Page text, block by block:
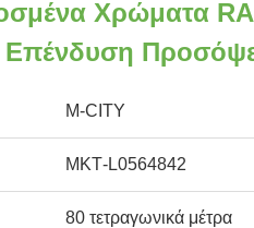
Χρώματα
Επένδυση
M-CITY
ΜΚΤ-L0564842
80 τετραγωνικά μέτρα